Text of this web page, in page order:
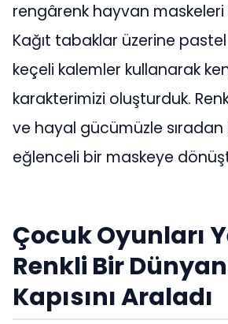
rengârenk hayvan maskeleri
Kağıt tabaklar üzerine
keçeli kalemler kullanarak
karakterimizi oluşturduk.
ve hayal gücümüzle sıradan
eğlenceli bir maskeye
Çocuk Oyunları
Renkli Bir
Kapısını Araladı